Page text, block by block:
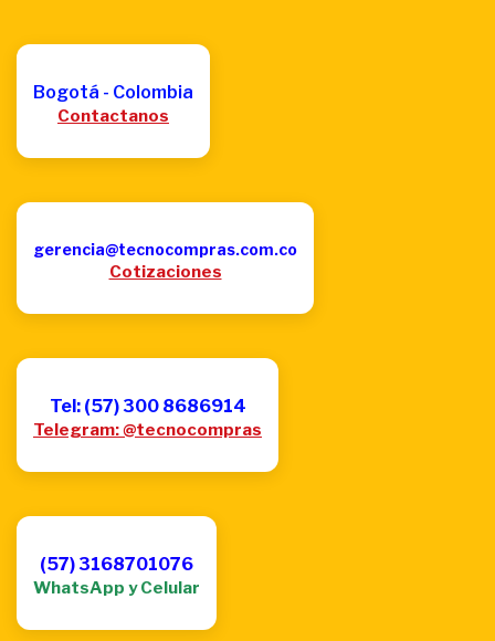
Bogotá - Colombia
Contactanos
gerencia@tecnocompras.com.co
Cotizaciones
Tel: (57) 300 8686914
Telegram: @tecnocompras
(57) 3168701076
WhatsApp y Celular